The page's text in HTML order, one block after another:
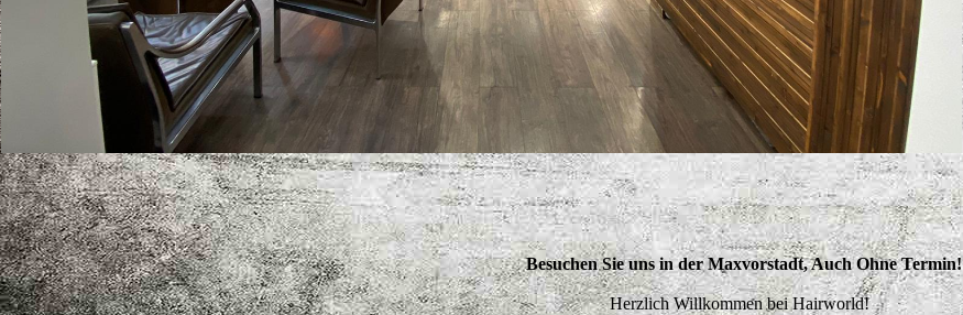
Besuchen Sie uns in der Maxvorstadt, Auch Ohne Termin!
Herzlich Willkommen bei Hairworld!